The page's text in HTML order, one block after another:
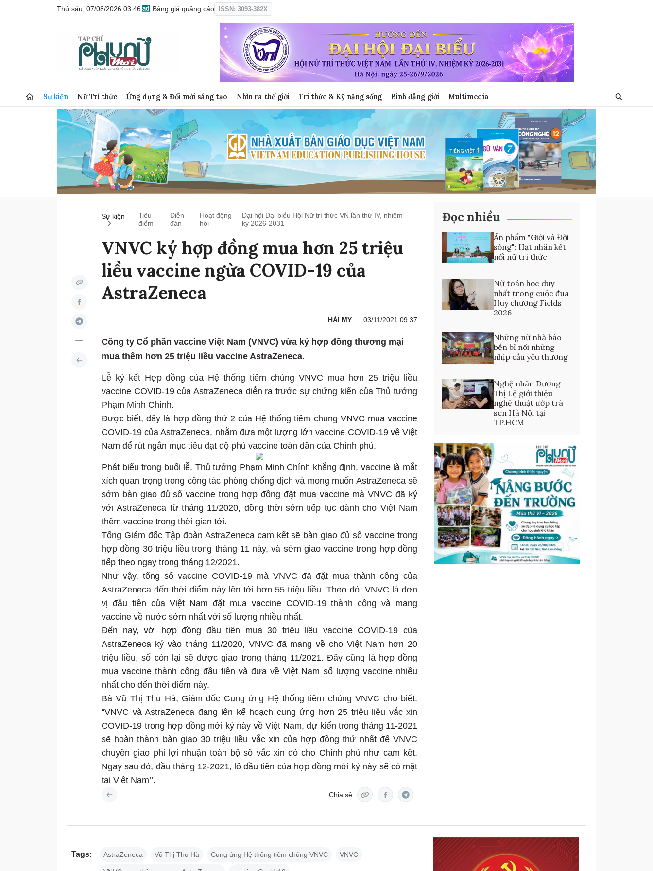
Thứ sáu, 07/08/2026 03:46 Bảng giá quảng cáo ISSN: 3093-382X
Sự kiện Nữ Trí thức Ứng dụng & Đổi mới sáng tạo Nhìn ra thế giới Tri thức & Kỹ năng sống Bình đẳng giới Multimedia
Sự kiện
Tiêu
điểm
Diễn
đàn
Hoạt động
hội
Đại hội Đại biểu Hội Nữ trí thức VN lần thứ IV, nhiệm
kỳ 2026-2031
VNVC ký hợp đồng mua hơn 25 triệu
liều vaccine ngừa COVID-19 của
AstraZeneca
HẢI MY 03/11/2021 09:37
Công ty Cổ phần vaccine Việt Nam (VNVC) vừa ký hợp đồng thương mại
mua thêm hơn 25 triệu liều vaccine AstraZeneca.
Lễ ký kết Hợp đồng của Hệ thống tiêm chủng VNVC mua hơn 25 triệu liều
vaccine COVID-19 của AstraZeneca diễn ra trước sự chứng kiến của Thủ tướng
Phạm Minh Chính.
Được biết, đây là hợp đồng thứ 2 của Hệ thống tiêm chủng VNVC mua vaccine
COVID-19 của AstraZeneca, nhằm đưa một lượng lớn vaccine COVID-19 về Việt
Nam để rút ngắn mục tiêu đạt độ phủ vaccine toàn dân của Chính phủ.
Phát biểu trong buổi lễ, Thủ tướng Phạm Minh Chính khẳng định, vaccine là mắt
xích quan trọng trong công tác phòng chống dịch và mong muốn AstraZeneca sẽ
sớm bàn giao đủ số vaccine trong hợp đồng đặt mua vaccine mà VNVC đã ký
với AstraZeneca từ tháng 11/2020, đồng thời sớm tiếp tục dành cho Việt Nam
thêm vaccine trong thời gian tới.
Tổng Giám đốc Tập đoàn AstraZeneca cam kết sẽ bàn giao đủ số vaccine trong
hợp đồng 30 triệu liều trong tháng 11 này, và sớm giao vaccine trong hợp đồng
tiếp theo ngay trong tháng 12/2021.
Như vậy, tổng số vaccine COVID-19 mà VNVC đã đặt mua thành công của
AstraZeneca đến thời điểm này lên tới hơn 55 triệu liều. Theo đó, VNVC là đơn
vị đầu tiên của Việt Nam đặt mua vaccine COVID-19 thành công và mang
vaccine về nước sớm nhất với số lượng nhiều nhất.
Đến nay, với hợp đồng đầu tiên mua 30 triệu liều vaccine COVID-19 của
AstraZeneca ký vào tháng 11/2020, VNVC đã mang về cho Việt Nam hơn 20
triệu liều, số còn lại sẽ được giao trong tháng 11/2021. Đây cũng là hợp đồng
mua vaccine thành công đầu tiên và đưa về Việt Nam số lượng vaccine nhiều
nhất cho đến thời điểm này.
Bà Vũ Thị Thu Hà, Giám đốc Cung ứng Hệ thống tiêm chủng VNVC cho biết:
“VNVC và AstraZeneca đang lên kế hoạch cung ứng hơn 25 triệu liều vắc xin
COVID-19 trong hợp đồng mới ký này về Việt Nam, dự kiến trong tháng 11-2021
sẽ hoàn thành bàn giao 30 triệu liều vắc xin của hợp đồng thứ nhất để VNVC
chuyển giao phi lợi nhuận toàn bộ số vắc xin đó cho Chính phủ như cam kết.
Ngay sau đó, đầu tháng 12-2021, lô đầu tiên của hợp đồng mới ký này sẽ có mặt
tại Việt Nam’’.
Chia sẻ
Đọc nhiều
Ấn phẩm "Giới và Đời
sống": Hạt nhân kết
nối nữ trí thức
Nữ toán học duy
nhất trong cuộc đua
Huy chương Fields
2026
Những nữ nhà báo
bền bỉ nối những
nhịp cầu yêu thương
Nghệ nhân Dương
Thị Lệ giới thiệu
nghệ thuật ướp trà
sen Hà Nội tại
TP.HCM
Tags: AstraZeneca Vũ Thị Thu Hà Cung ứng Hệ thống tiêm chủng VNVC VNVC